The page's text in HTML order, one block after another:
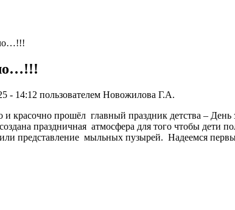
- 14:12 пользователем Новожилова Г.А.
и красочно прошёл главный праздник детства –
праздничная атмосфера для того чтобы дети
представление мыльных пузырей. Надеемся